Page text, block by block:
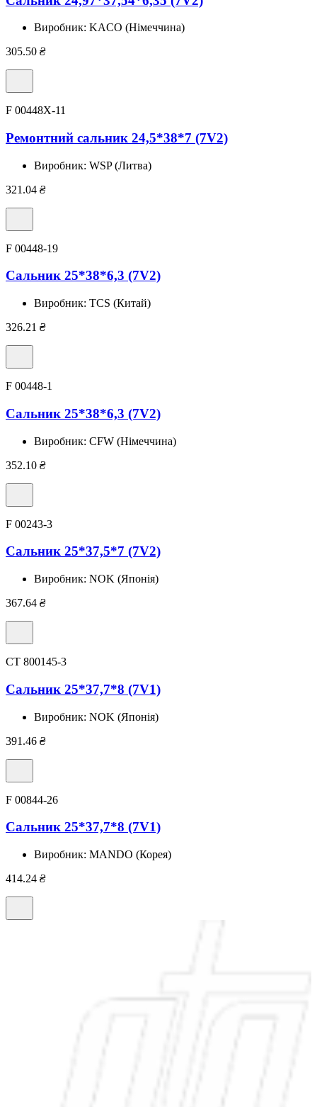
Виробник: KACO (Німеччина)
305.50 ₴
F 00448X-11
Ремонтний сальник 24,5*38*7 (7V2)
Виробник: WSP (Литва)
321.04 ₴
F 00448-19
Сальник 25*38*6,3 (7V2)
Виробник: TCS (Китай)
326.21 ₴
F 00448-1
Сальник 25*38*6,3 (7V2)
Виробник: CFW (Німеччина)
352.10 ₴
F 00243-3
Сальник 25*37,5*7 (7V2)
Виробник: NOK (Японія)
367.64 ₴
CT 800145-3
Сальник 25*37,7*8 (7V1)
Виробник: NOK (Японія)
391.46 ₴
F 00844-26
Сальник 25*37,7*8 (7V1)
Виробник: MANDO (Корея)
414.24 ₴